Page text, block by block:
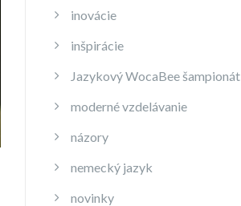
inovácie
inšpirácie
Jazykový WocaBee šampionát
moderné vzdelávanie
názory
nemecký jazyk
novinky